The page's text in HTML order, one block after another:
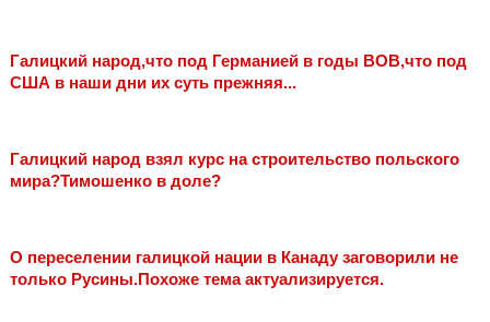
Галицкий народ,что под Германией в годы ВОВ,что под
США в наши дни их суть прежняя...
Галицкий народ взял курс на строительство польского
мира?Тимошенко в доле?
О переселении галицкой нации в Канаду заговорили не
только Русины.Похоже тема актуализируется.